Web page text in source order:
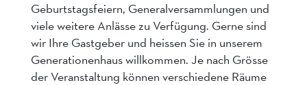
Geburtstagsfeiern, Generalversammlungen und
viele weitere Anlässe zu Verfügung. Gerne sind
wir Ihre Gastgeber und heissen Sie in unserem
Generationenhaus willkommen. Je nach Grösse
der Veranstaltung können verschiedene Räume